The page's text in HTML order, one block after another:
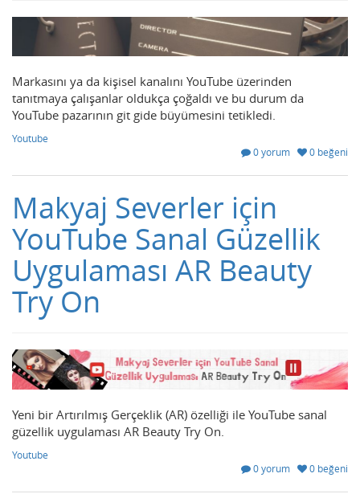
Markasını ya da kişisel kanalını YouTube üzerinden
tanıtmaya çalışanlar oldukça çoğaldı ve bu durum da
YouTube pazarının git gide büyümesini tetikledi.
Youtube
0 yorum
0 beğeni
Makyaj Severler için
YouTube Sanal Güzellik
Uygulaması AR Beauty
Try On
Yeni bir Artırılmış Gerçeklik (AR) özelliği ile YouTube sanal
güzellik uygulaması AR Beauty Try On.
Youtube
0 yorum
0 beğeni